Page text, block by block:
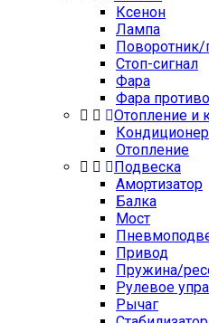
Ксенон
Лампа
Поворотник/
Стоп-сигнал
Фара
Фара
Отопление и
Кондиционер
Отопление
Подвеска
Амортизатор
Балка
Мост
Привод
Пружина/
Рулевое
Рычаг